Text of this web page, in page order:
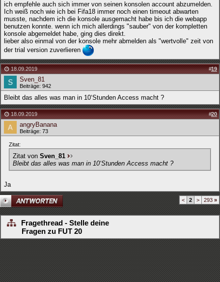
ich empfehle auch sich immer von seinen konsolen account abzumelden.
Ich weiß noch wie ich bei Fifa18 immer noch einen timeout abwarten
musste, nachdem ich die konsole ausgemacht habe bis ich die webapp
benutzen konnte. wenn ich mich allerdings "sauber" von der kompletten
konsole abgemeldet habe, ging dies direkt.
lieber also einmal von der konsole mehr abmelden als "wertvolle" zeit von
der trial version zuverlieren
18.09.2019 #19
Sven_81
Beiträge: 942
Bleibt das alles was man in 10‘Stunden Access macht ?
18.09.2019 #20
angryBanana
Beiträge: 73
Zitat:
Zitat von Sven_81
Bleibt das alles was man in 10‘Stunden Access macht ?
Ja
< 2 > 293 »
Fragethread - Stelle deine
Fragen zu FUT 20